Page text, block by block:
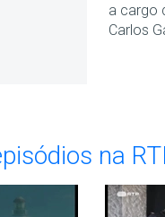
a cargo
Carlos
na